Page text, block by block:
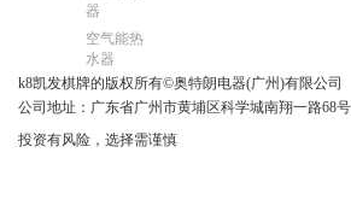
器
空气能热
水器
k8凯发棋牌的版权所有©奥特朗电器(广州)有限公
公司地址：广东省广州市黄埔区科学城南翔一路
投资有风险，选择需谨慎